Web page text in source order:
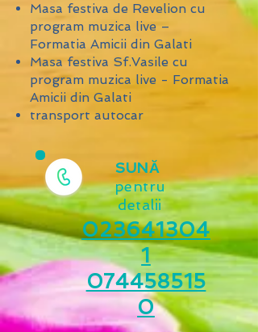
Masa festiva de Revelion cu
program muzica live –
Formatia Amicii din Galati
Masa festiva Sf.Vasile cu
program muzica live - Formatia
Amicii din Galati
transport autocar
023641304
1
074458515
0
SUNĂ
pentru
detalii